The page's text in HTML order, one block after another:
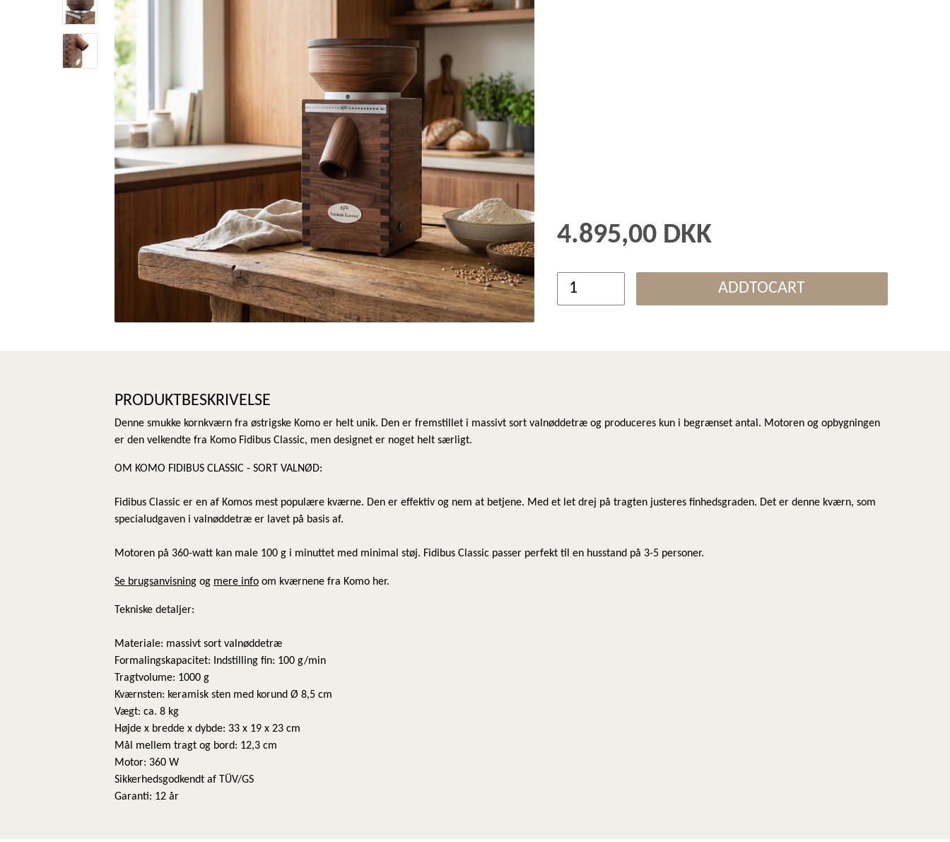
KORN OG MEL
KORNKVÆRNE
4.895,00 DKK
ADDTOCART
PRODUKTBESKRIVELSE
Denne smukke kornkværn fra østrigske Komo er helt unik. Den er fremstillet i massivt sort valnøddetræ og produceres kun i begrænset antal. Motoren og opbygningen
er den velkendte fra Komo Fidibus Classic, men designet er noget helt særligt.
OM KOMO FIDIBUS CLASSIC - SORT VALNØD:
Fidibus Classic er en af Komos mest populære kværne. Den er effektiv og nem at betjene. Med et let drej på tragten justeres finhedsgraden. Det er denne kværn, som
specialudgaven i valnøddetræ er lavet på basis af.
Motoren på 360-watt kan male 100 g i minuttet med minimal støj. Fidibus Classic passer perfekt til en husstand på 3-5 personer.
Se brugsanvisning og mere info om kværnene fra Komo her.
Tekniske detaljer:
Materiale: massivt sort valnøddetræ
Formalingskapacitet: Indstilling fin: 100 g/min
Tragtvolume: 1000 g
Kværnsten: keramisk sten med korund Ø 8,5 cm
Vægt: ca. 8 kg
Højde x bredde x dybde: 33 x 19 x 23 cm
Mål mellem tragt og bord: 12,3 cm
Motor: 360 W
Sikkerhedsgodkendt af TÜV/GS
Garanti: 12 år